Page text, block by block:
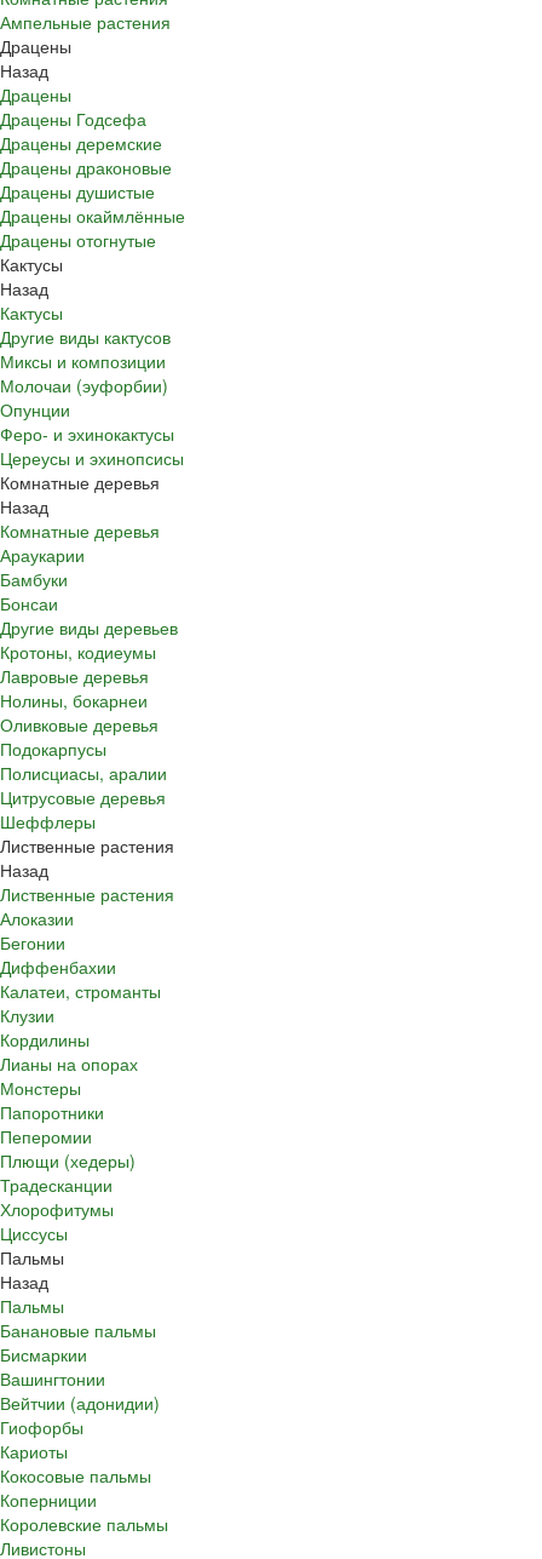
Ампельные растения
Драцены
Назад
Драцены
Драцены Годсефа
Драцены деремские
Драцены драконовые
Драцены душистые
Драцены окаймлённые
Драцены отогнутые
Кактусы
Назад
Кактусы
Другие виды кактусов
Миксы и композиции
Молочаи (эуфорбии)
Опунции
Феро- и эхинокактусы
Цереусы и эхинопсисы
Комнатные деревья
Назад
Комнатные деревья
Араукарии
Бамбуки
Бонсаи
Другие виды деревьев
Кротоны, кодиеумы
Лавровые деревья
Нолины, бокарнеи
Оливковые деревья
Подокарпусы
Полисциасы, аралии
Цитрусовые деревья
Шеффлеры
Лиственные растения
Назад
Лиственные растения
Алоказии
Бегонии
Диффенбахии
Калатеи, строманты
Клузии
Кордилины
Лианы на опорах
Монстеры
Папоротники
Пеперомии
Плющи (хедеры)
Традесканции
Хлорофитумы
Циссусы
Пальмы
Назад
Пальмы
Банановые пальмы
Бисмаркии
Вашингтонии
Вейтчии (адонидии)
Гиофорбы
Кариоты
Кокосовые пальмы
Коперниции
Королевские пальмы
Ливистоны